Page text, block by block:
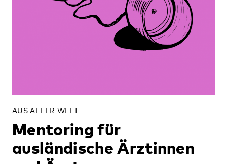
AUS ALLER WELT
Mentoring für
ausländische Ärztinnen